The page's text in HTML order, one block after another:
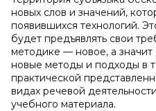
новых слов и значений,
появившихся технологий.
будет предъявлять свои
методике — новое, а
новые методы и подходы в
практической
видах речевой
учебного материала.